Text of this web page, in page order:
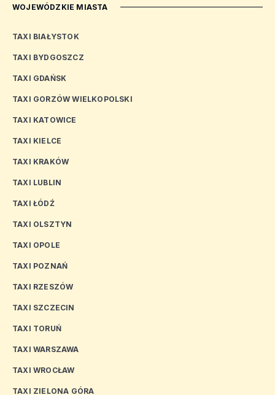
WOJEWÓDZKIE MIASTA
TAXI BIAŁYSTOK
TAXI BYDGOSZCZ
TAXI GDAŃSK
TAXI GORZÓW WIELKOPOLSKI
TAXI KATOWICE
TAXI KIELCE
TAXI KRAKÓW
TAXI LUBLIN
TAXI ŁÓDŹ
TAXI OLSZTYN
TAXI OPOLE
TAXI POZNAŃ
TAXI RZESZÓW
TAXI SZCZECIN
TAXI TORUŃ
TAXI WARSZAWA
TAXI WROCŁAW
TAXI ZIELONA GÓRA